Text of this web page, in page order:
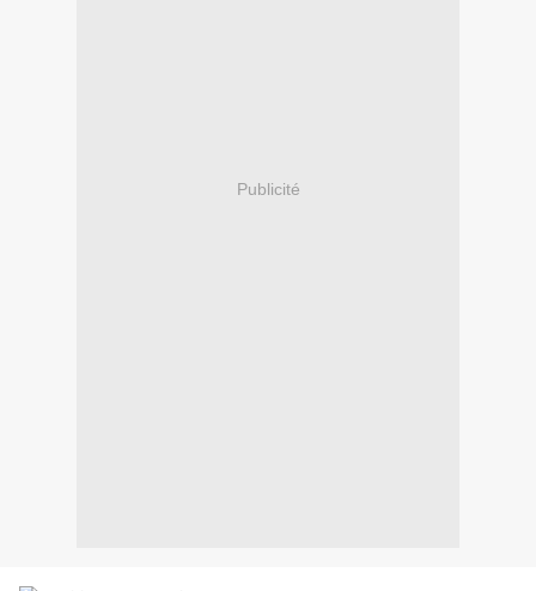
Publicité